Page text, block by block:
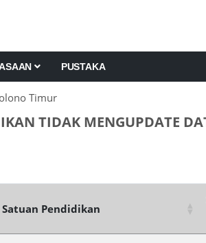
PUSTAKA
Timur
TIDAK MENGUPDATE
Satuan Pendidikan